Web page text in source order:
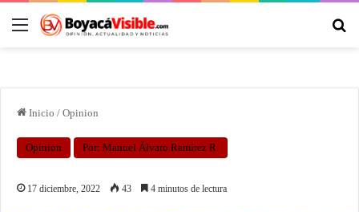
Inicio / Opinion
Opinion Por: Manuel Álvaro Ramírez R.
17 diciembre, 2022 43 4 minutos de lectura